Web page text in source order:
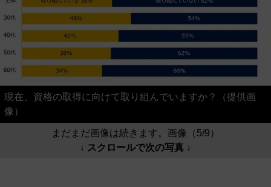
現在、資格の取得に向けて取り組んでいますか？（提供画
像）
まだまだ画像は続きます。画像（5/9）
↓ スクロールで次の写真 ↓